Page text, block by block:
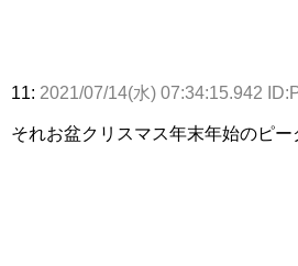
11: 2021/07/14(水) 07:34:15.942
それお盆クリスマス年末年始のピー